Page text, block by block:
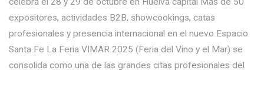
expositores, actividades B2B, showcookings, catas
profesionales y presencia internacional en el nuevo Espacio
Santa Fe La Feria VIMAR 2025 (Feria del Vino y el Mar) se
consolida como una de las grandes citas profesionales del